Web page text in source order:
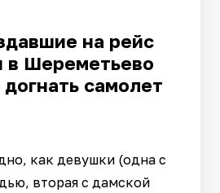
на рейс
в Шереметьево
самолет
как девушки (одна с
вторая с дамской